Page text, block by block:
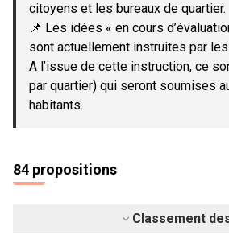
citoyens et les bureaux de quartier.
📌 Les idées « en cours
sont actuellement instruites par
A l’issue de cette instruction, ce
par quartier) qui seront soumises
habitants.
84 propositions
Classement